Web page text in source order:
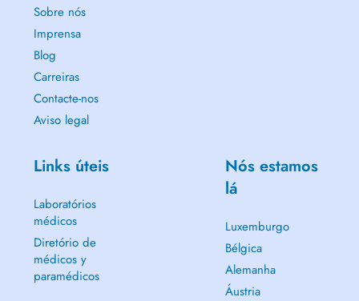
Sobre nós
Imprensa
Blog
Carreiras
Contacte-nos
Aviso legal
Links úteis
Laboratórios
médicos
Diretório de
médicos y
paramédicos
Nós estamos
lá
Luxemburgo
Bélgica
Alemanha
Áustria